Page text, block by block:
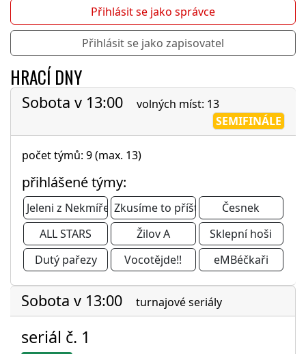
Přihlásit se jako správce
Přihlásit se jako zapisovatel
HRACÍ DNY
Sobota v 13:00
volných míst: 13
SEMIFINÁLE
počet týmů: 9 (max. 13)
přihlášené týmy:
Jeleni z Nekmíře Zkusíme to příště
Česnek
ALL STARS
Žilov A
Sklepní hoši
Dutý pařezy
Vocotějde!! eMBéčkaři
Sobota v 13:00 turnajové seriály
seriál č. 1